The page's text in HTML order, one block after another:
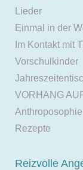
Lieder
Einmal in der
Im Kontakt mit
Vorschulkinder
VORHANG
Anthroposophie
Rezepte
Reizvolle